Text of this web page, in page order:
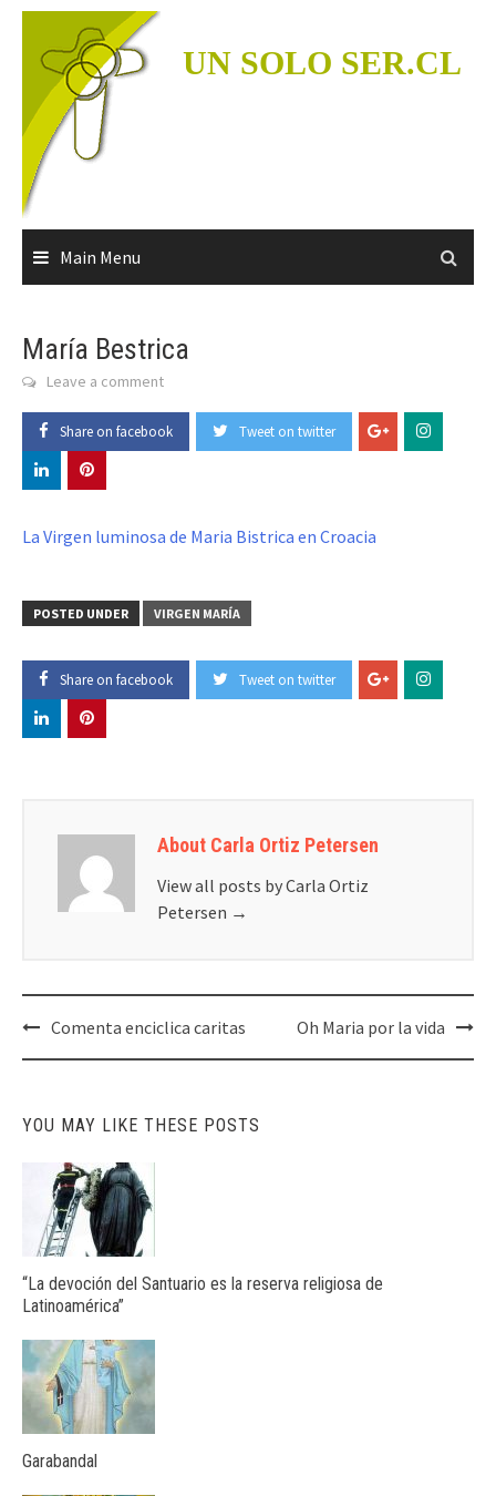
Skip
content
UN SOLO SER.CL
Main Menu
María Bestrica
Leave a comment
Share on facebook Tweet on twitter
La Virgen luminosa de Maria Bistrica en Croacia
POSTED UNDER VIRGEN MARÍA
Share on facebook Tweet on twitter
About Carla Ortiz Petersen
View all posts by Carla Ortiz
Petersen →
Post
navigation
Comenta enciclica caritas Oh Maria por la vida
YOU MAY LIKE THESE POSTS
“La devoción del Santuario es la reserva religiosa de
Latinoamérica”
Garabandal